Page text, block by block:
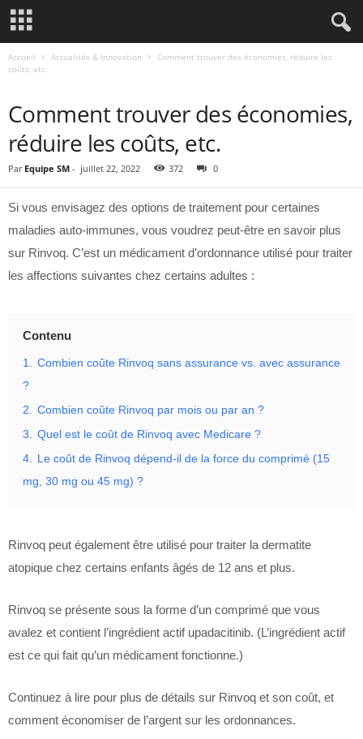
Accueil Actualités & Innovation
Comment trouver des économies, réduire les
coûts, etc.
Comment trouver des économies,
réduire les coûts, etc.
Par Equipe SM - juillet 22, 2022 372 0
Si vous envisagez des options de traitement pour certaines
maladies auto-immunes, vous voudrez peut-être en savoir plus
sur Rinvoq. C’est un médicament d’ordonnance utilisé pour traiter
les affections suivantes chez certains adultes :
Contenu
1. Combien coûte Rinvoq sans assurance vs. avec assurance
?
2. Combien coûte Rinvoq par mois ou par an ?
3. Quel est le coût de Rinvoq avec Medicare ?
4. Le coût de Rinvoq dépend-il de la force du comprimé (15
mg, 30 mg ou 45 mg) ?
Rinvoq peut également être utilisé pour traiter la dermatite
atopique chez certains enfants âgés de 12 ans et plus.
Rinvoq se présente sous la forme d’un comprimé que vous
avalez et contient l’ingrédient actif upadacitinib. (L’ingrédient actif
est ce qui fait qu’un médicament fonctionne.)
Continuez à lire pour plus de détails sur Rinvoq et son coût, et
comment économiser de l’argent sur les ordonnances.